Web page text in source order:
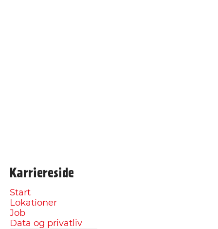
Karriereside
Start
Lokationer
Job
Data og privatliv